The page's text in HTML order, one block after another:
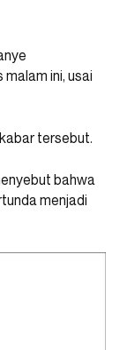
malam ini, usai
tersebut.
bahwa
menjadi